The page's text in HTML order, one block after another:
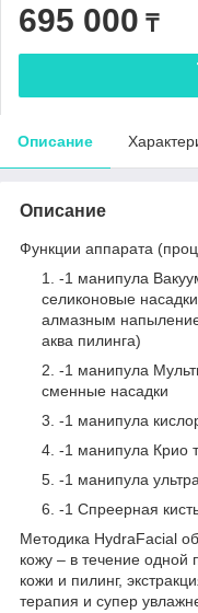
695 000 ₸
Описание
Описание
Функции аппарата
-1 манипула
селиконовые
алмазным
аква пилинга)
-1 манипула
сменные насадки
-1 манипула
-1 манипула Крио
-1 манипула
-1 Спреерная
Методика HydraFacial
кожу – в течение
кожи и пилинг,
терапия и супер